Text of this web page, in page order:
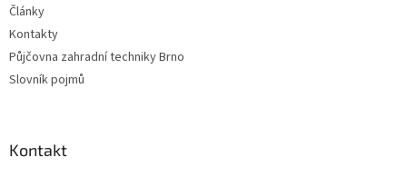
Články
Kontakty
Půjčovna zahradní techniky Brno
Slovník pojmů
Kontakt